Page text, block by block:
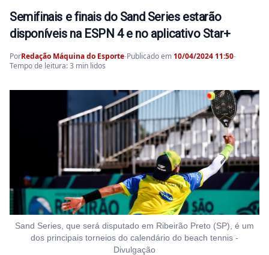
Semifinais e finais do Sand Series estarão
disponíveis na ESPN 4 e no aplicativo Star+
PorRedação Máquina do Esporte-Publicado em 10/04/2024 11:50-
Tempo de leitura: 3 min lidos
Sand Series, que será disputado em Ribeirão Preto (SP), é um
dos principais torneios do calendário do beach tennis -
Divulgação